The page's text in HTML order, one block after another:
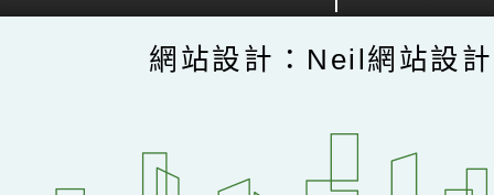
網站設計：Neil網站設